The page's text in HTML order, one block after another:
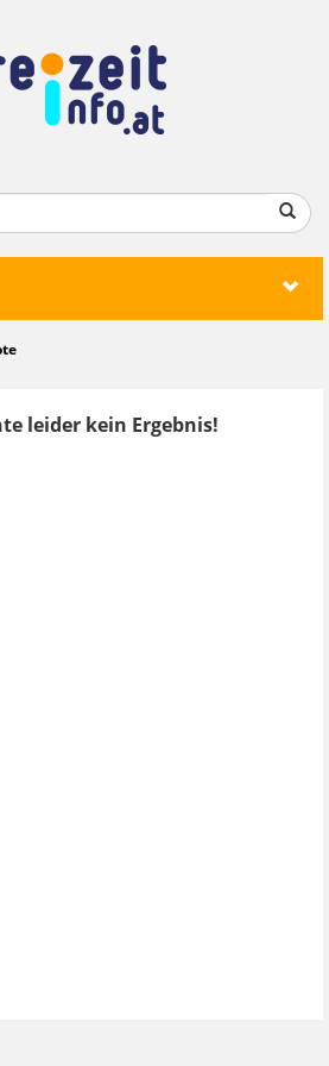
leider kein Ergebnis!